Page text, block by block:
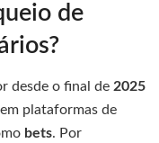
de
desde o final de 2025
plataformas de
bets. Por